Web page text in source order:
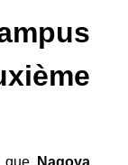
que
Nagoya